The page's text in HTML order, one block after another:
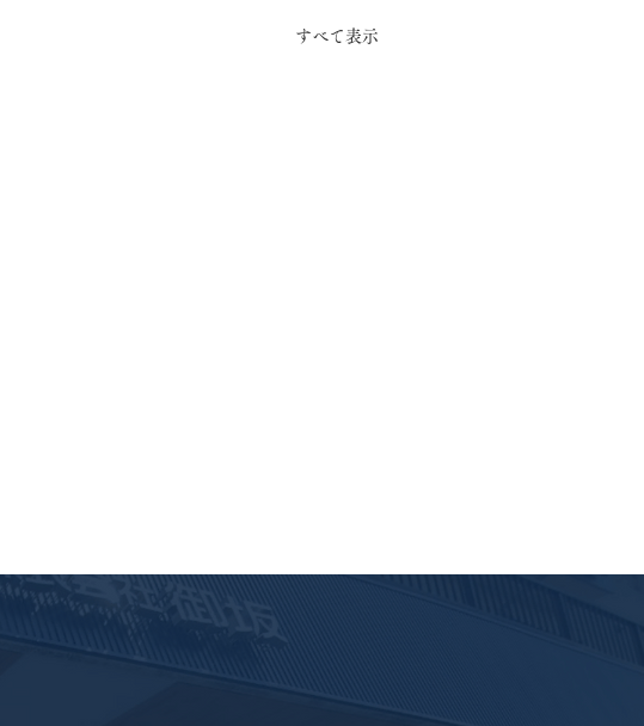
すべて表示
外壁塗装工事・屋根カバー工